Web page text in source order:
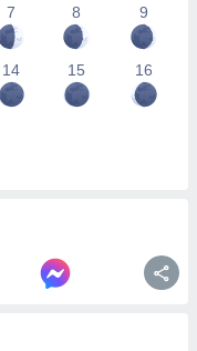
7 8 9
14 15 16